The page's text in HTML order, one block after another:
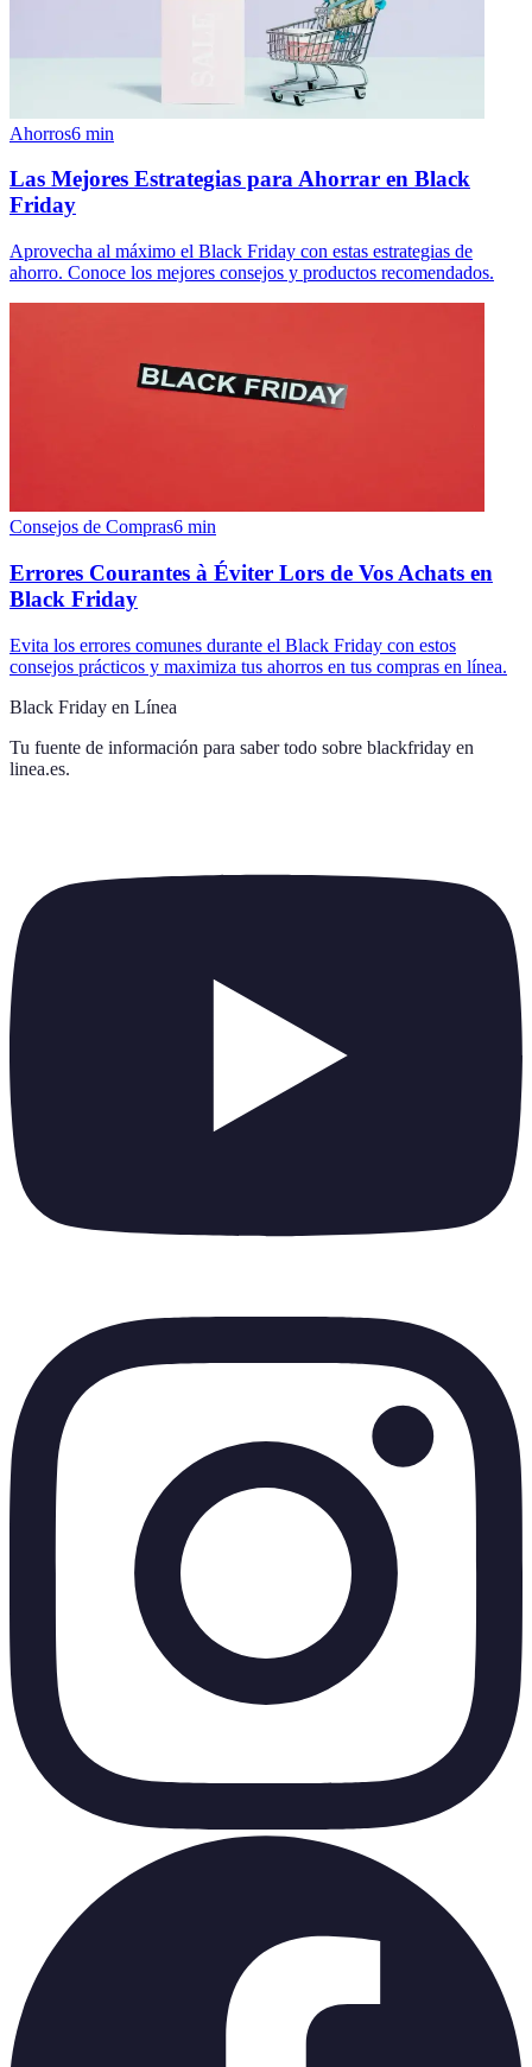
Ahorros6 min
Las Mejores Estrategias para Ahorrar en Black
Friday
Aprovecha al máximo el Black Friday con estas estrategias de
ahorro. Conoce los mejores consejos y productos recomendados.
Consejos de Compras6 min
Errores Courantes à Éviter Lors de Vos Achats en
Black Friday
Evita los errores comunes durante el Black Friday con estos
consejos prácticos y maximiza tus ahorros en tus compras en línea.
Black Friday en Línea
Tu fuente de información para saber todo sobre blackfriday en
linea.es.